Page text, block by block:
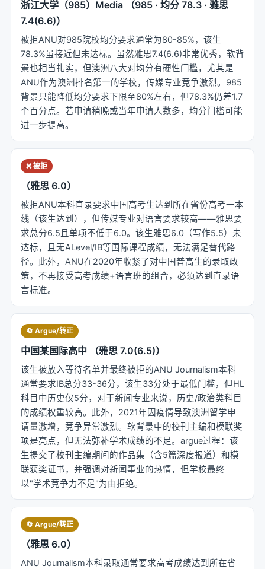
浙江大学（985）Media （985 · 均分 78.3 · 雅思
7.4(6.6)）
被拒ANU对985院校均分要求通常为80-85%，该生
78.3%虽接近但未达标。虽然雅思7.4(6.6)非常优秀，软背
景也相当扎实，但澳洲八大对均分有硬性门槛，尤其是
ANU作为澳洲排名第一的学校，传媒专业竞争激烈。985
背景只能降低均分要求下限至80%左右，但78.3%仍差1.7
个百分点。若申请稍晚或当年申请人数多，均分门槛可能
进一步提高。
❌ 被拒
（雅思 6.0）
被拒ANU本科直录要求中国高考生达到所在省份高考一本
线（该生达到），但传媒专业对语言要求较高——雅思要
求总分6.5且单项不低于6.0。该生雅思6.0（写作5.5）未
达标，且无ALevel/IB等国际课程成绩，无法满足替代路
径。此外，ANU在2020年收紧了对中国普高生的录取政
策，不再接受高考成绩+语言班的组合，必须达到直录语
言标准。
🔄 Argue/转正
中国某国际高中 （雅思 7.0(6.5)）
该生被放入等待名单并最终被拒的ANU Journalism本科
通常要求IB总分33-36分，该生33分处于最低门槛，但HL
科目中历史仅5分，对于新闻专业来说，历史/政治类科目
的成绩权重较高。此外，2021年因疫情导致澳洲留学申
请量激增，竞争异常激烈。软背景中的校刊主编和模联奖
项是亮点，但无法弥补学术成绩的不足。argue过程：该
生提交了校刊主编期间的作品集（含5篇深度报道）和模
联获奖证书，并强调对新闻事业的热情，但学校最终
以"学术竞争力不足"为由拒绝。
🔄 Argue/转正
（雅思 6.0）
ANU Journalism本科录取通常要求高考成绩达到所在省